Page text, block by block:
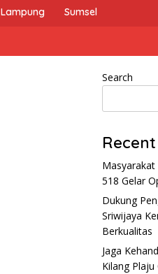
Lampung Sumsel
Search
Masyarakat
518 Gelar
Dukung
Sriwijaya
Berkualitas
Jaga
Kilang